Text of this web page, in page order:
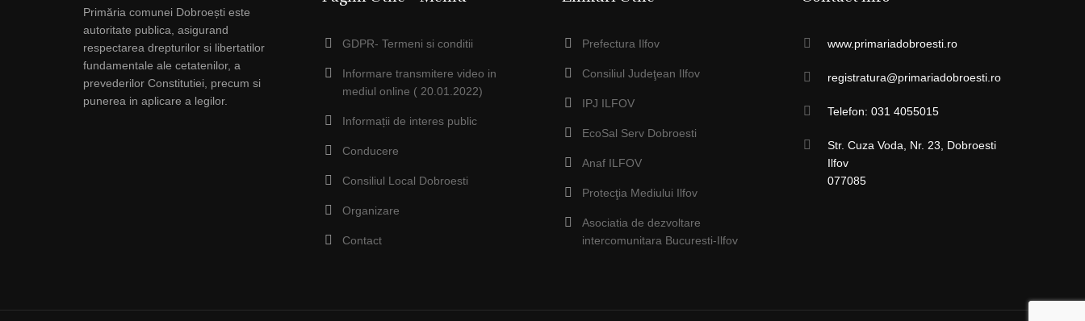
Primăria comunei Dobroești este
autoritate publica, asigurand
respectarea drepturilor si libertatilor
fundamentale ale cetatenilor, a
prevederilor Constitutiei, precum si
punerea in aplicare a legilor.
GDPR- Termeni si conditii
Informare transmitere video in
mediul online ( 20.01.2022)
Informații de interes public
Conducere
Consiliul Local Dobroesti
Organizare
Contact
Prefectura Ilfov
Consiliul Judeţean Ilfov
IPJ ILFOV
EcoSal Serv Dobroesti
Anaf ILFOV
Protecţia Mediului Ilfov
Asociatia de dezvoltare
intercomunitara Bucuresti-Ilfov
www.primariadobroesti.ro
registratura@primariadobroesti.ro
Telefon: 031 4055015
Str. Cuza Voda, Nr. 23, Dobroesti
Ilfov
077085